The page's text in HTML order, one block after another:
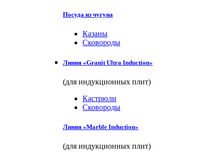
Посуда из чугуна
Казаны
Сковороды
Линия «Granit Ultra Induction»
(для индукционных плит)
Кастрюли
Сковороды
Линия «Marble Induction»
(для индукционных плит)